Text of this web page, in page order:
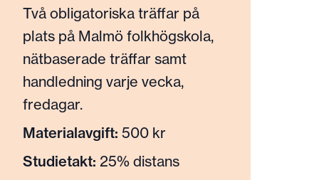
Två obligatoriska träffar på
plats på Malmö folkhögskola,
nätbaserade träffar samt
handledning varje vecka,
fredagar.
Materialavgift: 500 kr
Studietakt: 25% distans